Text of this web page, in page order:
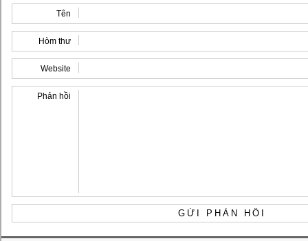
Tên
Hòm thư
Website
Phản hồi